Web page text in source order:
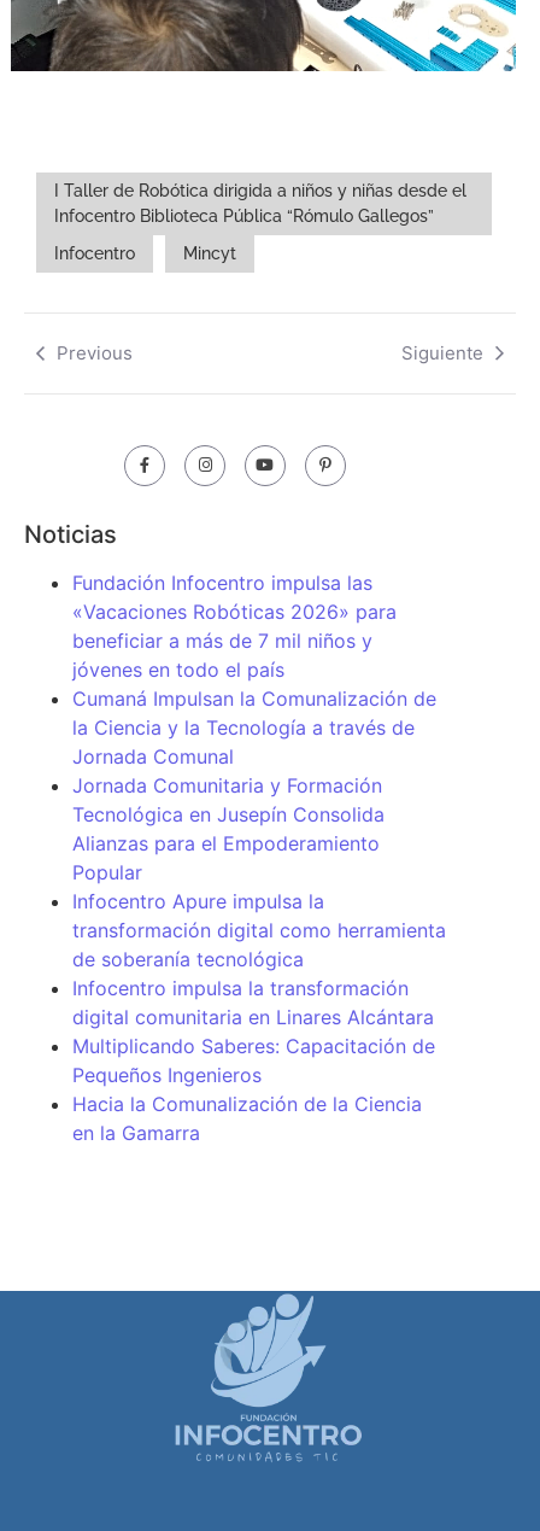
I Taller de Robótica dirigida a niños y niñas desde el
Infocentro Biblioteca Pública “Rómulo Gallegos”
Infocentro
Mincyt
Previous Siguiente
Noticias
Fundación Infocentro impulsa las
«Vacaciones Robóticas 2026» para
beneficiar a más de 7 mil niños y
jóvenes en todo el país
Cumaná Impulsan la Comunalización de
la Ciencia y la Tecnología a través de
Jornada Comunal
Jornada Comunitaria y Formación
Tecnológica en Jusepín Consolida
Alianzas para el Empoderamiento
Popular
Infocentro Apure impulsa la
transformación digital como herramienta
de soberanía tecnológica
Infocentro impulsa la transformación
digital comunitaria en Linares Alcántara
Multiplicando Saberes: Capacitación de
Pequeños Ingenieros
Hacia la Comunalización de la Ciencia
en la Gamarra